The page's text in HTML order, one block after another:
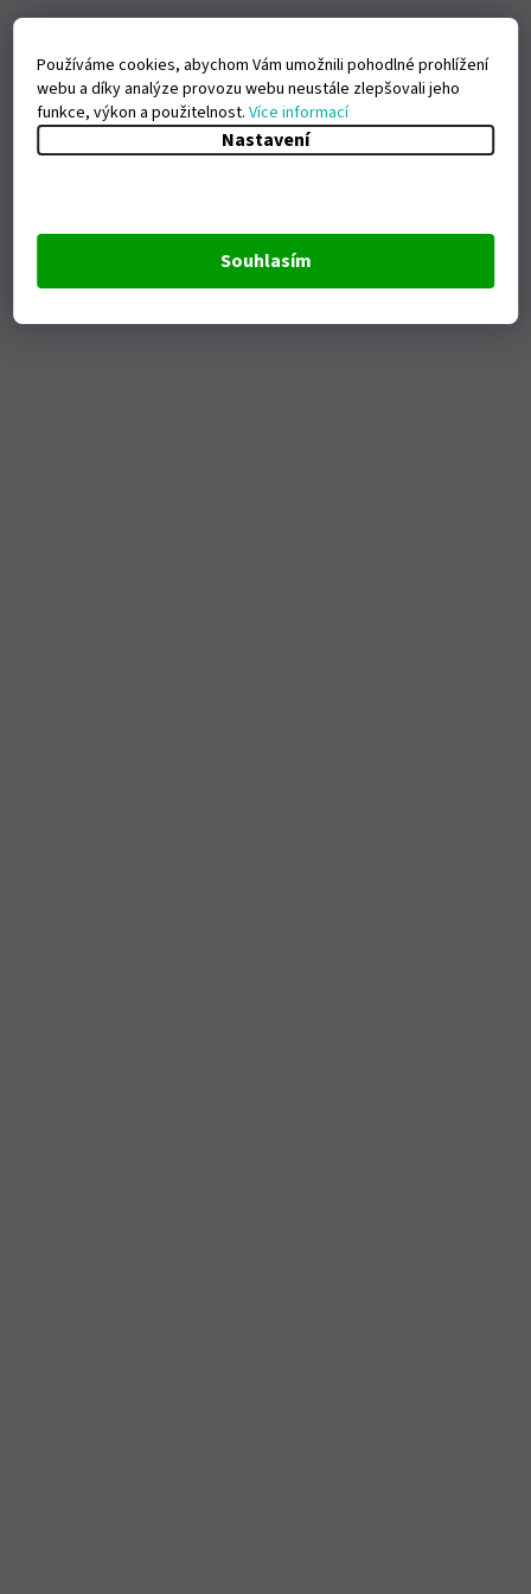
Používáme cookies, abychom Vám umožnili pohodlné prohlížení
webu a díky analýze provozu webu neustále zlepšovali jeho
funkce, výkon a použitelnost.Více informací
Nastavení
Souhlasím